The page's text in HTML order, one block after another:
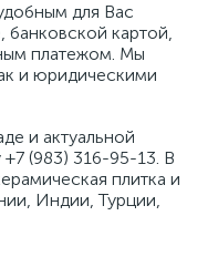
для Вас
картой,
платежом. Мы
и юридическими
и актуальной
(983) 316-95-13. В
плитка и
Индии, Турции,